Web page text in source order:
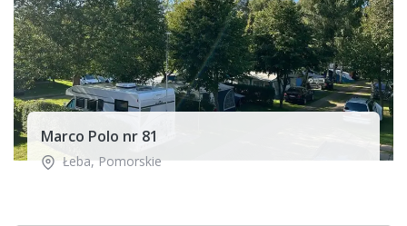
Marco Polo nr 81
Łeba, Pomorskie